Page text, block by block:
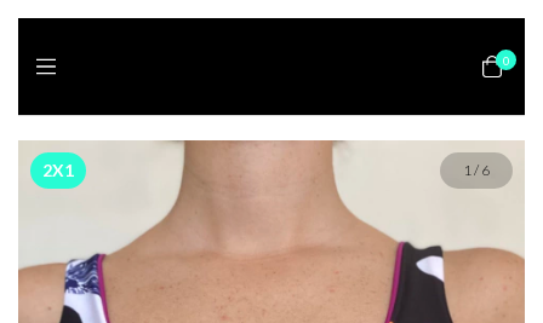
0
2X1 1/ 6